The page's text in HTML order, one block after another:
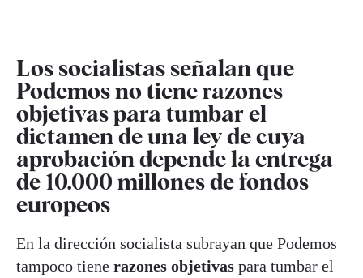
Los socialistas señalan que
Podemos no tiene razones
objetivas para tumbar el
dictamen de una ley de cuya
aprobación depende la entrega
de 10.000 millones de fondos
europeos
En la dirección socialista subrayan que Podemos
tampoco tiene razones objetivas para tumbar el